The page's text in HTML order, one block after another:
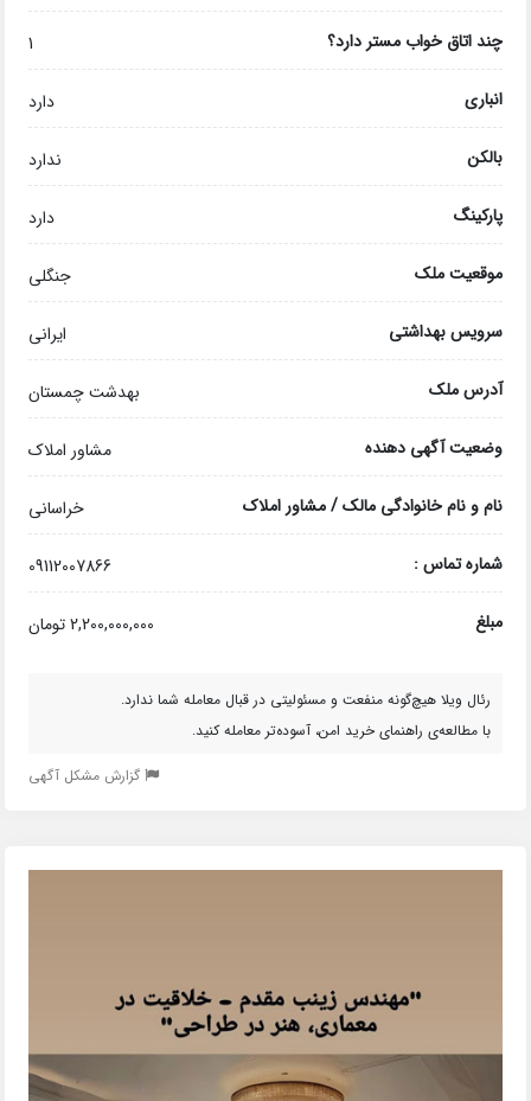
چند اتاق خواب مستر دارد؟ 1
انباری دارد
بالکن ندارد
پارکینگ دارد
موقعیت ملک جنگلی
سرویس بهداشتی ایرانی
آدرس ملک بهدشت چمستان
وضعیت آگهی دهنده مشاور املاک
نام و نام خانوادگی مالک / مشاور املاک خراسانی
شماره تماس : 09112007866
مبلغ 2,200,000,000 تومان
رئال ویلا هیچ‌گونه منفعت و مسئولیتی در قبال معامله شما ندارد.
با مطالعه‌ی راهنمای خرید امن، آسوده‌تر معامله کنید.
گزارش مشکل آگهی